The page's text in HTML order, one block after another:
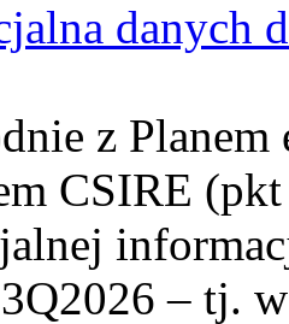
danych
z
CSIRE
– tj.